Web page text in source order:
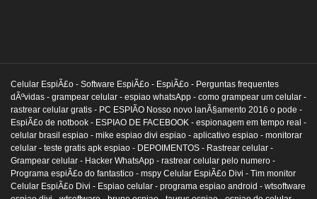
Celular EspiÃ£o - Software EspiÃ£o - EspiÃ£o - Perguntas frequentes
dÃºvidas - grampear celular - espiao whatsApp - como grampear um celular -
rastrear celular gratis - PC ESPIÃO Nosso novo lanÃ§amento 2016 o pode -
EspiÃ£o de notbook - ESPIAO DE FACEBOOK - espionagem em tempo real -
celular brasil espiao - mike espiao divi espiao - aplicativo espiao - monitorar
celular - teste gratis apk espiao - DEPOIMENTOS - Rastrear celular -
Grampear celular - Hacker WhatsApp - rastrear celular pelo numero -
Programa espiÃ£o do fantastico - mspy Celular EspiÃ£o Divi - Tim monitor
Celular EspiÃ£o Divi - Espiao celular - programa espiao android - wtsoftware